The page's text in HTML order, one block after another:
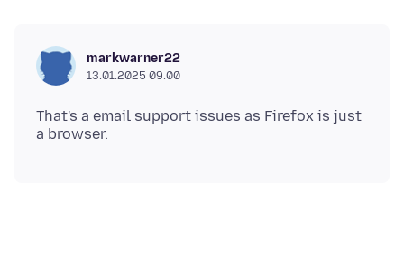
markwarner22
13.01.2025 09.00
That's a email support issues as Firefox is just